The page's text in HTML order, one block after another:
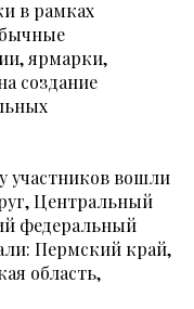
в рамках
ярмарки,
создание
участников вошли
Центральный
федеральный
Пермский край,
область,